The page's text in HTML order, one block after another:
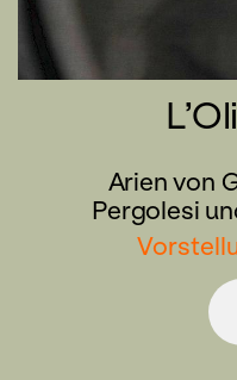
Arien von
Pergolesi